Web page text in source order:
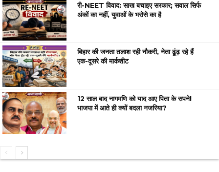
री-NEET विवाद: साख बचाइए सरकार; सवाल सिर्फ
अंकों का नहीं, युवाओं के भरोसे का है
बिहार की जनता तलाश रही नौकरी, नेता ढूंढ़ रहे हैं
एक-दूसरे की मार्कशीट
12 साल बाद नागमणि को याद आए पिता के सपने!
भाजपा में आते ही क्यों बदला नजरिया?